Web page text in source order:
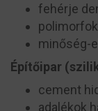
fehérje
minőség-
Építőipar
cement
adalékok